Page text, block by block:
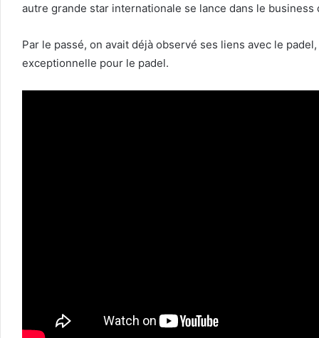
autre grande star internationale se lance dans le
Par le passé, on avait déjà observé ses liens avec le
exceptionnelle pour le padel.